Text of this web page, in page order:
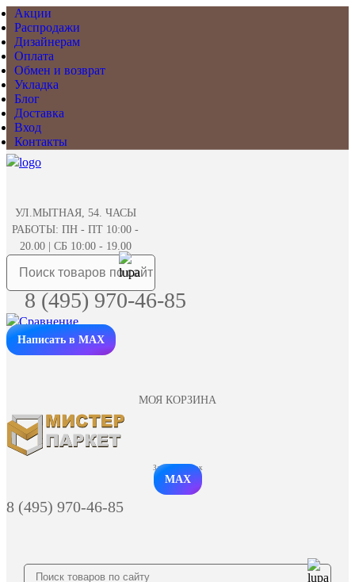
Акции
Распродажи
Дизайнерам
Оплата
Обмен и возврат
Укладка
Блог
Доставка
Вход
Контакты
УЛ.МЫТНАЯ, 54. ЧАСЫ
РАБОТЫ: ПН - ПТ 10:00 -
20.00 | СБ 10:00 - 19.00
8 (495) 970-46-85
Написать в MAX
МОЯ КОРЗИНА
Заказать звонок
MAX
8 (495) 970-46-85